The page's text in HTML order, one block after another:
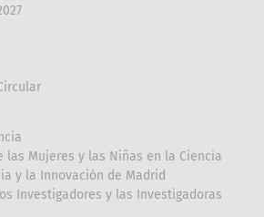
las Mujeres y las Niñas en la Ciencia
y la Innovación de Madrid
Investigadores y las Investigadoras